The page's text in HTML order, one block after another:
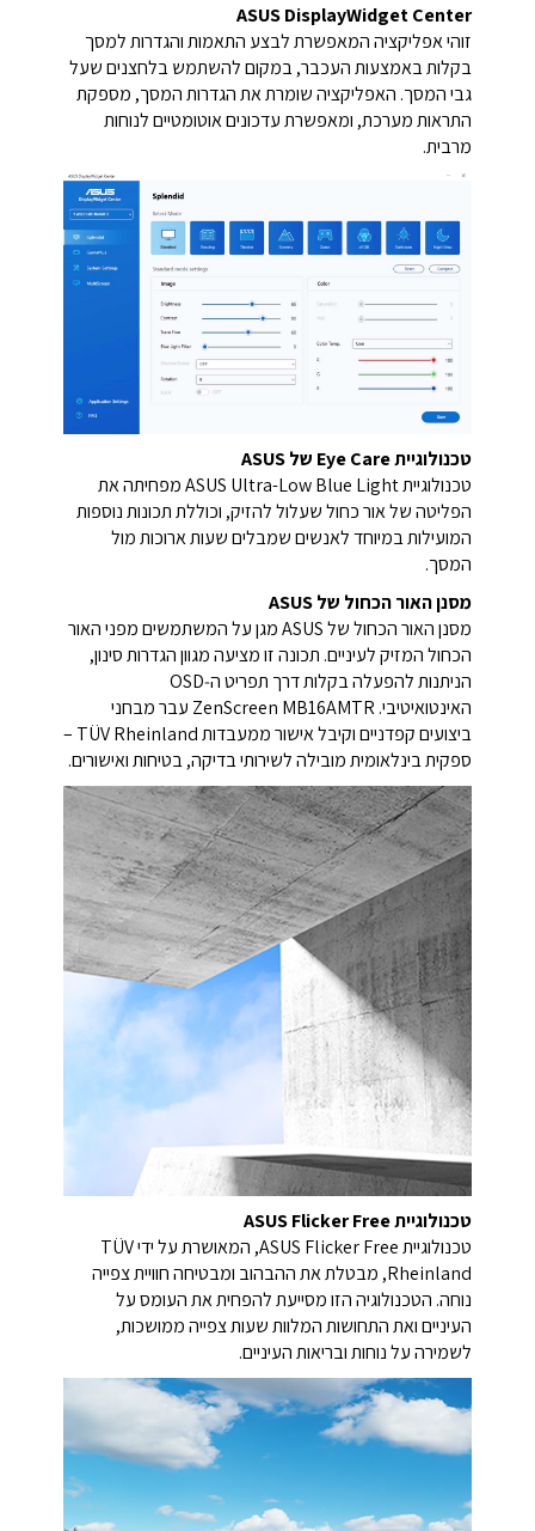
ASUS DisplayWidget Center
זוהי אפליקציה המאפשרת לבצע התאמות והגדרות למסך
בקלות באמצעות העכבר, במקום להשתמש בלחצנים שעל
גבי המסך. האפליקציה שומרת את הגדרות המסך, מספקת
התראות מערכת, ומאפשרת עדכונים אוטומטיים לנוחות
מרבית.
טכנולוגיית Eye Care של ASUS
טכנולוגיית ASUS Ultra-Low Blue Light מפחיתה את
הפליטה של אור כחול שעלול להזיק, וכוללת תכונות נוספות
המועילות במיוחד לאנשים שמבלים שעות ארוכות מול
המסך.
מסנן האור הכחול של ASUS
מסנן האור הכחול של ASUS מגן על המשתמשים מפני האור
הכחול המזיק לעיניים. תכונה זו מציעה מגוון הגדרות סינון,
הניתנות להפעלה בקלות דרך תפריט ה‑OSD
האינטואיטיבי. ZenScreen MB16AMTR עבר מבחני
ביצועים קפדניים וקיבל אישור ממעבדות TÜV Rheinland –
ספקית בינלאומית מובילה לשירותי בדיקה, בטיחות ואישורים.
טכנולוגיית ASUS Flicker Free
טכנולוגיית ASUS Flicker Free, המאושרת על ידי TÜV
Rheinland, מבטלת את ההבהוב ומבטיחה חוויית צפייה
נוחה. הטכנולוגיה הזו מסייעת להפחית את העומס על
העיניים ואת התחושות המלוות שעות צפייה ממושכות,
לשמירה על נוחות ובריאות העיניים.